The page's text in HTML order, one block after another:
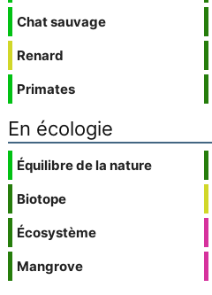
Chat sauvage
Renard
Primates
En écologie
Équilibre de la nature
Biotope
Écosystème
Mangrove